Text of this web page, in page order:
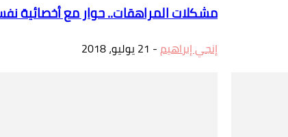
مشكلات المراهقات.. حوار مع أخصائية
إنجي إبراهيم- 21 يوليو، 2018